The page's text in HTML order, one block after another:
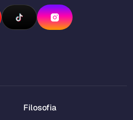
Filosofia